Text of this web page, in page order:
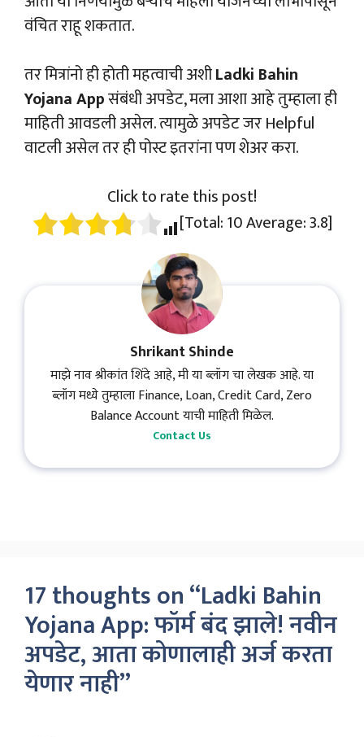
वंचित राहू शकतात.
तर मित्रांनो ही होती महत्वाची अशीLadki Bahin
Yojana Appसंबंधी अपडेट, मला आशा आहे तुम्हाला ही
माहिती आवडली असेल. त्यामुळे अपडेट जर Helpful
वाटली असेल तर ही पोस्ट इतरांना पण शेअर करा.
Click to rate this post!
[Total:10Average:3.8]
Shrikant Shinde
माझे नाव श्रीकांत शिंदे आहे, मी या ब्लॉग चा लेखक आहे. या
ब्लॉग मध्ये तुम्हाला Finance, Loan, Credit Card, Zero
Balance Account याची माहिती मिळेल.
Contact Us
17 thoughts on “Ladki Bahin
Yojana App: फॉर्म बंद झाले! नवीन
अपडेट, आता कोणालाही अर्ज करता
येणार नाही”